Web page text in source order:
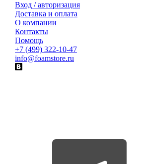
Вход / авторизация
Доставка и оплата
О компании
Контакты
Помощь
+7 (499) 322-10-47
info@foamstore.ru